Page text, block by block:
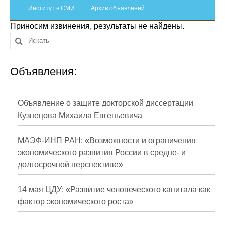
Отчетность
Противодействие коррупции
Материалы для СМИ
Публикации
Научная жизнь
Проблемы прогнозирования
О журнале
Номера журналов
Институт в СМИ Архив объявлений
Приносим извинения, результаты не найдены.
Объявления:
Объявление о защите докторской диссертации
Кузнецова Михаила Евгеньевича
МАЭФ-ИНП РАН: «Возможности и ограничения
экономического развития России в средне- и
долгосрочной перспективе»
14 мая ЦДУ: «Развитие человеческого капитала как
фактор экономического роста»